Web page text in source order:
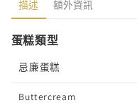
描述 額外資訊
蛋糕類型
忌廉蛋糕
Buttercream